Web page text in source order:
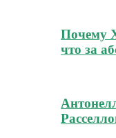
Почему
что за